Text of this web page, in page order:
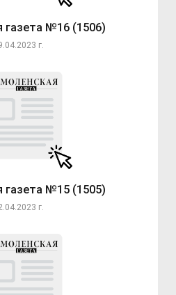
газета №16 (1506)
г.
газета №15 (1505)
г.